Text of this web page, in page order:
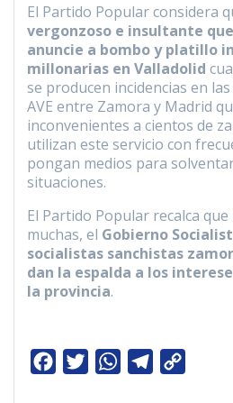
El Partido Popular considera
vergonzoso e insultante
anuncie a bombo y platillo
millonarias en Valladolid
se producen incidencias en
AVE entre Zamora y Madrid
inconvenientes a cientos de
utilizan este servicio con
pongan medios para
situaciones.
El Partido Popular recalca que
muchas, el Gobierno
socialistas sanchistas
dan la espalda a los
la provincia.
W